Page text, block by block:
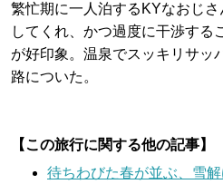
繁忙期に一人泊するKYなおじ
してくれ、かつ過度に干渉する
が好印象。温泉でスッキリサッ
路についた。
【この旅行に関する他の記事】
待ちわびた春が並ぶ、雪